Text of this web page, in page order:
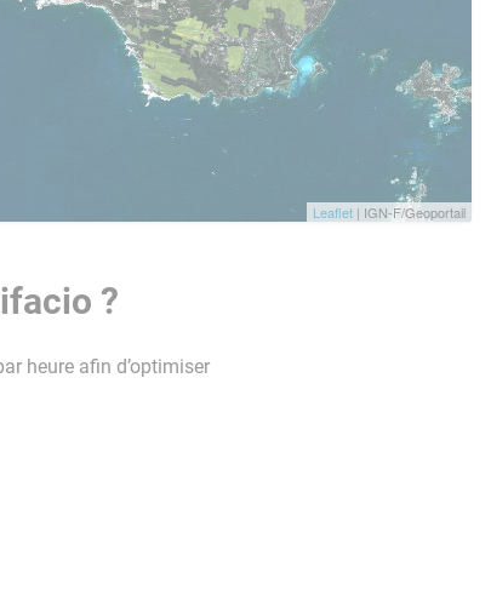
Leaflet | IGN-F/Geoportail
?
heure afin d’optimiser